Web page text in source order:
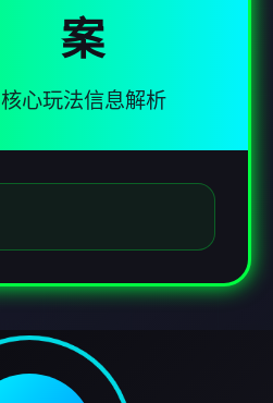
案
核心玩法信息解析